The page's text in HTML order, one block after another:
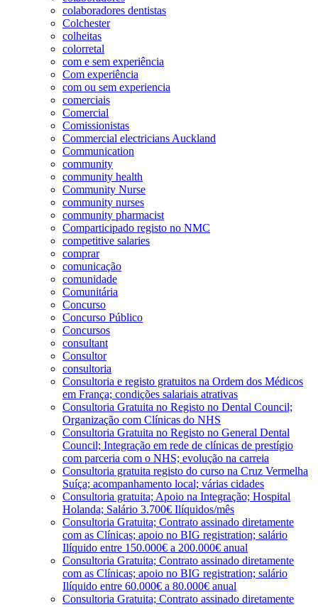
colaboradores dentistas
Colchester
colheitas
colorretal
com e sem experiência
Com experiência
com ou sem experiencia
comerciais
Comercial
Comissionistas
Commercial electricians Auckland
Communication
community
community health
Community Nurse
community nurses
community pharmacist
Comparticipado registo no NMC
competitive salaries
comprar
comunicação
comunidade
Comunitária
Concurso
Concurso Público
Concursos
consultant
Consultor
consultoria
Consultoria e registo gratuitos na Ordem dos Médicos
em França; condições salariais atrativas
Consultoria Gratuita no Registo no Dental Council;
Organização com Clínicas do NHS
Consultoria Gratuita no Registo no General Dental
Council; Integração em rede de clínicas de prestígio
com parceria com o NHS; evolução na carreia
Consultoria gratuita registo do curso na Cruz Vermelha
Suíça; acompanhamento local; várias cidades
Consultoria gratuita; Apoio na Integração; Hospital
Holanda; Salário 3.700€ Ilíquidos/mês
Consultoria Gratuita; Contrato assinado diretamente
com as Clínicas; apoio no BIG registration; salário
Ilíquido entre 150.000€ a 200.000€ anual
Consultoria Gratuita; Contrato assinado diretamente
com as Clínicas; apoio no BIG registration; salário
Ilíquido entre 60.000€ a 80.000€ anual
Consultoria Gratuita; Contrato assinado diretamente